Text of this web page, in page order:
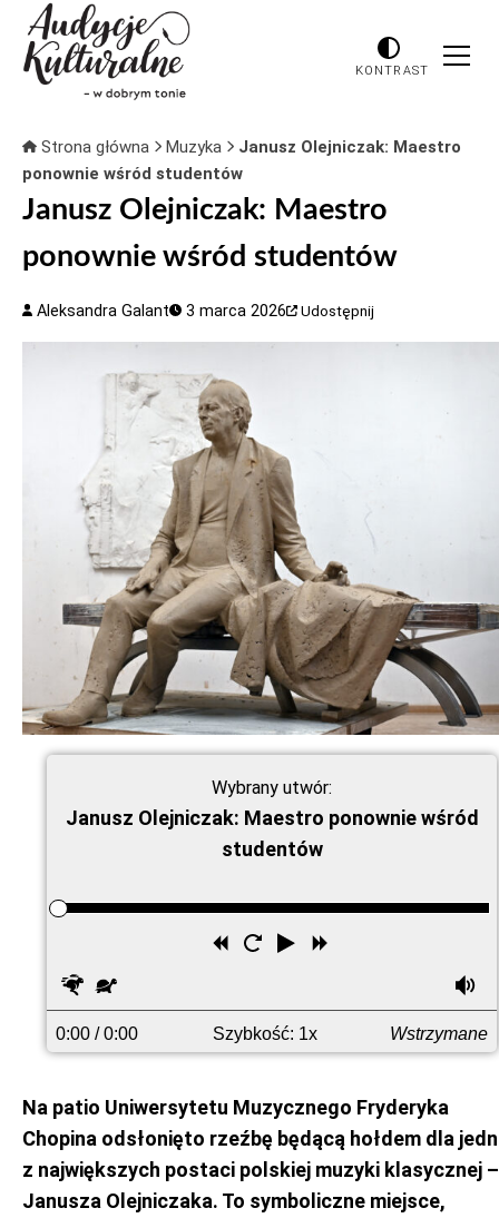
KONTRAST
Strona główna Muzyka
Janusz Olejniczak: Maestro
ponownie wśród studentów
Janusz Olejniczak: Maestro
ponownie wśród studentów
Aleksandra Galant 3 marca 2026 Udostępnij
Wybrany utwór:
Janusz Olejniczak: Maestro ponownie wśród
studentów
Odtwórz
Uruchom
Przewiń
przodu
Szybciej
0:00 / 0:00 Szybkość: 1x Wstrzymane
Na patio Uniwersytetu Muzycznego Fryderyka
Chopina odsłonięto rzeźbę będącą hołdem dla
z największych postaci polskiej muzyki klasycznej –
Janusza Olejniczaka. To symboliczne miejsce,